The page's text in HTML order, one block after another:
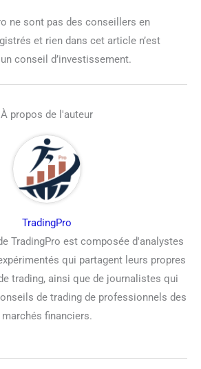
ne sont pas des conseillers en
et rien dans cet article n’est
conseil d’investissement.
À propos de l'auteur
TradingPro
TradingPro est composée d'analystes
qui partagent leurs propres
trading, ainsi que de journalistes qui
de trading de professionnels des
marchés financiers.